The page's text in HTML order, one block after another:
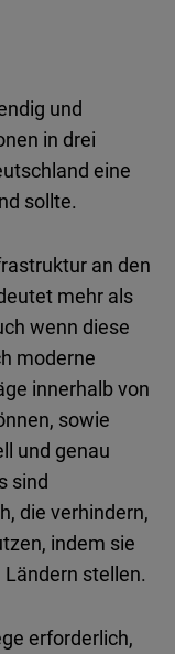
und
in drei
eine
sollte.
an den
mehr als
wenn diese
moderne
innerhalbvon
, sowie
und genau
sind
, die verhindern,
, indem sie
Ländern stellen.
erforderlich,